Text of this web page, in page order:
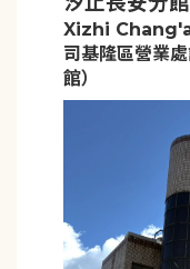
Xizhi
司基隆區營業
館）